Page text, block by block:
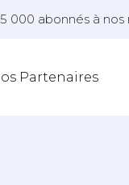
000 abonnés à
Partenaires